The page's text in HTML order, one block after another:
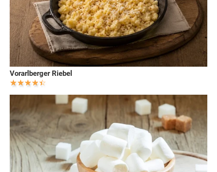
Vorarlberger Riebel